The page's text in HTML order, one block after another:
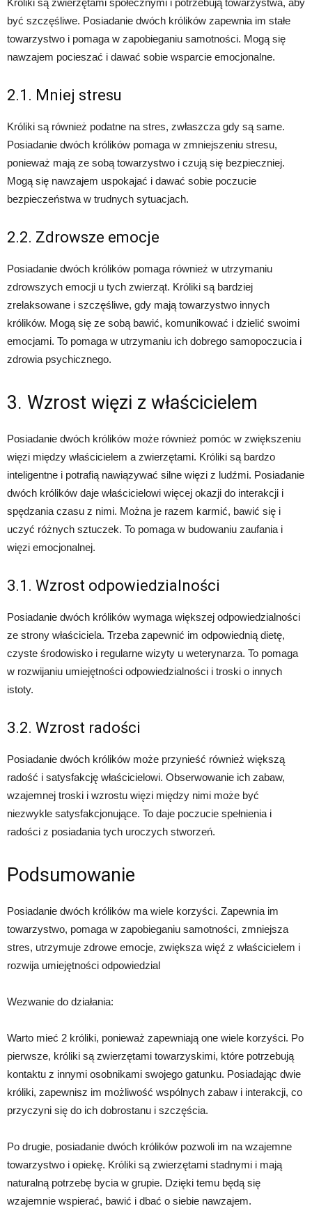
Króliki są zwierzętami społecznymi i potrzebują towarzystwa, aby
być szczęśliwe. Posiadanie dwóch królików zapewnia im stałe
towarzystwo i pomaga w zapobieganiu samotności. Mogą się
nawzajem pocieszać i dawać sobie wsparcie emocjonalne.
2.1. Mniej stresu
Króliki są również podatne na stres, zwłaszcza gdy są same.
Posiadanie dwóch królików pomaga w zmniejszeniu stresu,
ponieważ mają ze sobą towarzystwo i czują się bezpieczniej.
Mogą się nawzajem uspokajać i dawać sobie poczucie
bezpieczeństwa w trudnych sytuacjach.
2.2. Zdrowsze emocje
Posiadanie dwóch królików pomaga również w utrzymaniu
zdrowszych emocji u tych zwierząt. Króliki są bardziej
zrelaksowane i szczęśliwe, gdy mają towarzystwo innych
królików. Mogą się ze sobą bawić, komunikować i dzielić swoimi
emocjami. To pomaga w utrzymaniu ich dobrego samopoczucia i
zdrowia psychicznego.
3. Wzrost więzi z właścicielem
Posiadanie dwóch królików może również pomóc w zwiększeniu
więzi między właścicielem a zwierzętami. Króliki są bardzo
inteligentne i potrafią nawiązywać silne więzi z ludźmi. Posiadanie
dwóch królików daje właścicielowi więcej okazji do interakcji i
spędzania czasu z nimi. Można je razem karmić, bawić się i
uczyć różnych sztuczek. To pomaga w budowaniu zaufania i
więzi emocjonalnej.
3.1. Wzrost odpowiedzialności
Posiadanie dwóch królików wymaga większej odpowiedzialności
ze strony właściciela. Trzeba zapewnić im odpowiednią dietę,
czyste środowisko i regularne wizyty u weterynarza. To pomaga
w rozwijaniu umiejętności odpowiedzialności i troski o innych
istoty.
3.2. Wzrost radości
Posiadanie dwóch królików może przynieść również większą
radość i satysfakcję właścicielowi. Obserwowanie ich zabaw,
wzajemnej troski i wzrostu więzi między nimi może być
niezwykle satysfakcjonujące. To daje poczucie spełnienia i
radości z posiadania tych uroczych stworzeń.
Podsumowanie
Posiadanie dwóch królików ma wiele korzyści. Zapewnia im
towarzystwo, pomaga w zapobieganiu samotności, zmniejsza
stres, utrzymuje zdrowe emocje, zwiększa więź z właścicielem i
rozwija umiejętności odpowiedzial
Wezwanie do działania:
Warto mieć 2 króliki, ponieważ zapewniają one wiele korzyści. Po
pierwsze, króliki są zwierzętami towarzyskimi, które potrzebują
kontaktu z innymi osobnikami swojego gatunku. Posiadając dwie
króliki, zapewnisz im możliwość wspólnych zabaw i interakcji, co
przyczyni się do ich dobrostanu i szczęścia.
Po drugie, posiadanie dwóch królików pozwoli im na wzajemne
towarzystwo i opiekę. Króliki są zwierzętami stadnymi i mają
naturalną potrzebę bycia w grupie. Dzięki temu będą się
wzajemnie wspierać, bawić i dbać o siebie nawzajem.